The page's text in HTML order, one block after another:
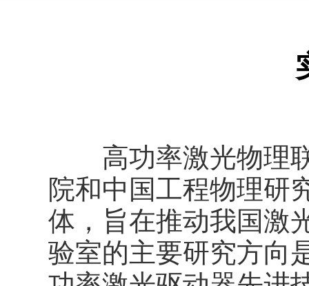
高功率激光物理联
院和中国工程物理研
体，旨在推动我国激
验室的主要研究方向